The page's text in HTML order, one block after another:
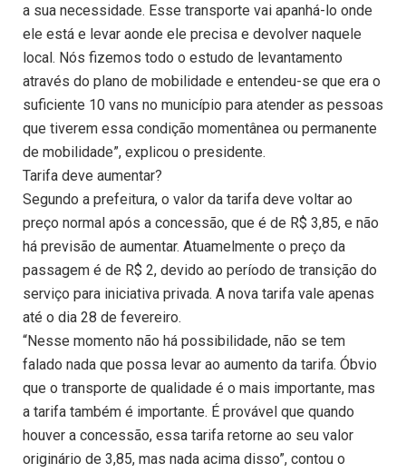
a sua necessidade. Esse transporte vai apanhá-lo onde
ele está e levar aonde ele precisa e devolver naquele
local. Nós fizemos todo o estudo de levantamento
através do plano de mobilidade e entendeu-se que era o
suficiente 10 vans no município para atender as pessoas
que tiverem essa condição momentânea ou permanente
de mobilidade”, explicou o presidente.
Tarifa deve aumentar?
Segundo a prefeitura, o valor da tarifa deve voltar ao
preço normal após a concessão, que é de R$ 3,85, e não
há previsão de aumentar. Atuamelmente o preço da
passagem é de R$ 2, devido ao período de transição do
serviço para iniciativa privada. A nova tarifa vale apenas
até o dia 28 de fevereiro.
“Nesse momento não há possibilidade, não se tem
falado nada que possa levar ao aumento da tarifa. Óbvio
que o transporte de qualidade é o mais importante, mas
a tarifa também é importante. É provável que quando
houver a concessão, essa tarifa retorne ao seu valor
originário de 3,85, mas nada acima disso”, contou o